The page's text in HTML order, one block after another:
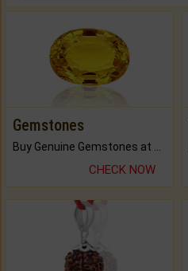
Gemstones
CHECK NOW